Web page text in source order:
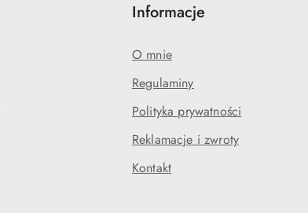
Informacje
O mnie
Regulaminy
Polityka prywatności
Reklamacje i zwroty
Kontakt